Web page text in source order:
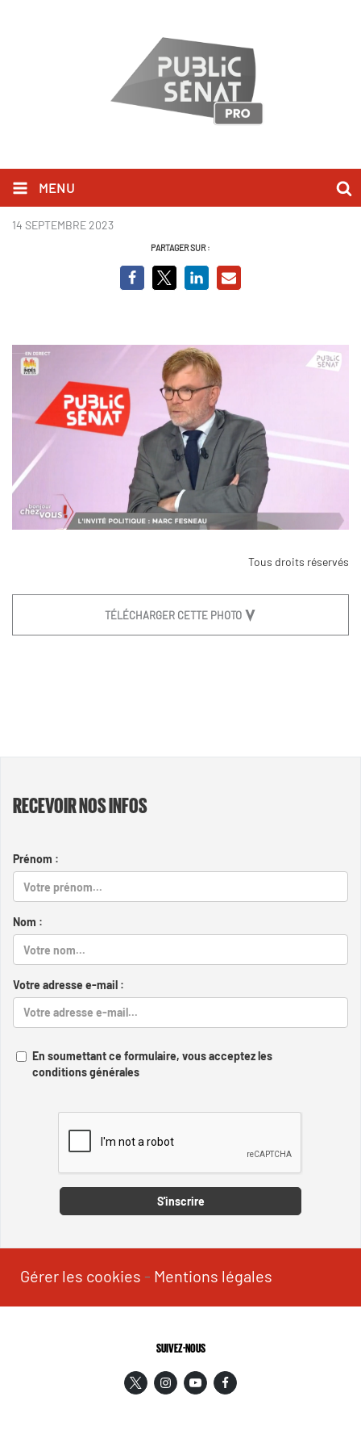
MENU
Marc Fesneau - BCVO.PNG
14 SEPTEMBRE 2023
PARTAGER SUR :
Tous droits réservés
TÉLÉCHARGER CETTE PHOTO
RECEVOIR NOS INFOS
Prénom :
Nom :
Votre adresse e-mail :
En soumettant ce formulaire, vous acceptez les
conditions générales
S'inscrire
Gérer les cookies - Mentions légales
SUIVEZ-NOUS